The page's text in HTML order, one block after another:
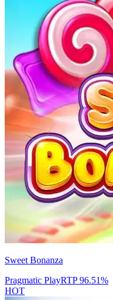
Sweet Bonanza
Pragmatic PlayRTP96.51%
HOT